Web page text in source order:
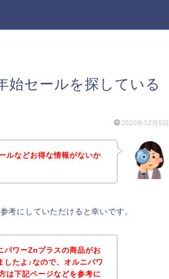
始セールを探している
2020年12月6日
ルなどお得な情報がないか
考にしていただけると幸いです。
パワーZnプラスの商品がお
したよ♪なので、オルニパワ
は下記ページなどを参考に